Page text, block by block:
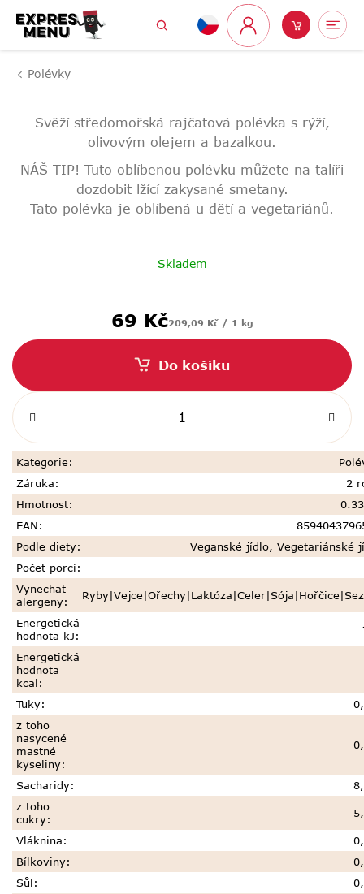
obsah
Hledat
Přihlášení
Nákupní
košík
Polévky
Svěží středomořská rajčatová polévka s rýží,
olivovým olejem a bazalkou.
NÁŠ TIP! Tuto oblíbenou polévku můžete na talíři
dozdobit lžící zakysané smetany.
Tato polévka je oblíbená u dětí a vegetariánů.
Skladem
69 KčMěrná
cena:
209,09 Kč / 1 kg
Do košíku
Kategorie:
Záruka:
2
Hmotnost:
EAN:
Podle diety: Veganské jídlo, Vegetariánské
Počet porcí:
Vynechat
alergeny:
Energetická
hodnota kJ:
Energetická
hodnota
kcal:
Tuky:
z toho
nasycené
mastné
kyseliny:
Sacharidy:
z toho
cukry:
Vláknina:
Bílkoviny:
Sůl: